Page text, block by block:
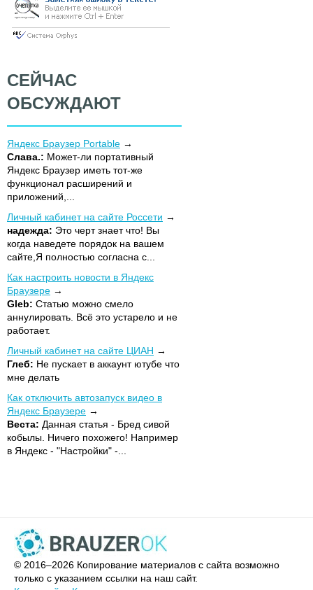
СЕЙЧАС
ОБСУЖДАЮТ
Яндекс Браузер Portable
Слава.: Может-ли портативный
Яндекс Браузер иметь тот-же
функционал расширений и
приложений,...
Личный кабинет на сайте Россети
надежда: Это черт знает что! Вы
когда наведете порядок на вашем
сайте,Я полностью согласна с...
Как настроить новости в Яндекс
Браузере
Gleb: Статью можно смело
аннулировать. Всё это устарело и не
работает.
Личный кабинет на сайте ЦИАН
Глеб: Не пускает в аккаунт ютубе что
мне делать
Как отключить автозапуск видео в
Яндекс Браузере
Веста: Данная статья - Бред сивой
кобылы. Ничего похожего! Например
в Яндекс - "Настройки" -...
© 2016–2026 Копирование материалов с сайта возможно
только с указанием ссылки на наш сайт.